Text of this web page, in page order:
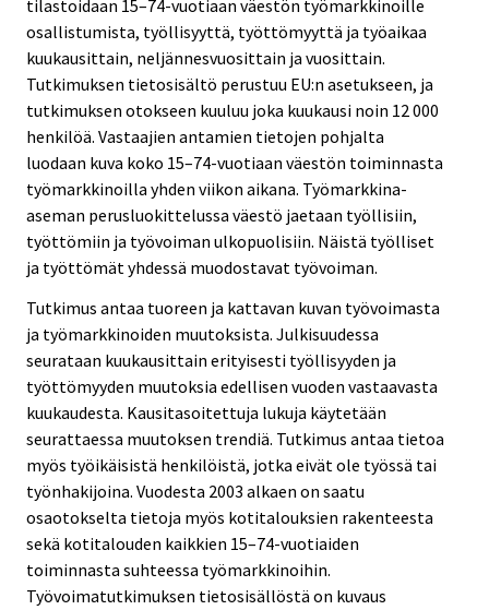
tilastoidaan 15–74-vuotiaan väestön työmarkkinoille
osallistumista, työllisyyttä, työttömyyttä ja työaikaa
kuukausittain, neljännesvuosittain ja vuosittain.
Tutkimuksen tietosisältö perustuu EU:n asetukseen, ja
tutkimuksen otokseen kuuluu joka kuukausi noin 12 000
henkilöä. Vastaajien antamien tietojen pohjalta
luodaan kuva koko 15–74-vuotiaan väestön toiminnasta
työmarkkinoilla yhden viikon aikana. Työmarkkina-
aseman perusluokittelussa väestö jaetaan työllisiin,
työttömiin ja työvoiman ulkopuolisiin. Näistä työlliset
ja työttömät yhdessä muodostavat työvoiman.
Tutkimus antaa tuoreen ja kattavan kuvan työvoimasta
ja työmarkkinoiden muutoksista. Julkisuudessa
seurataan kuukausittain erityisesti työllisyyden ja
työttömyyden muutoksia edellisen vuoden vastaavasta
kuukaudesta. Kausitasoitettuja lukuja käytetään
seurattaessa muutoksen trendiä. Tutkimus antaa tietoa
myös työikäisistä henkilöistä, jotka eivät ole työssä tai
työnhakijoina. Vuodesta 2003 alkaen on saatu
osaotokselta tietoja myös kotitalouksien rakenteesta
sekä kotitalouden kaikkien 15–74-vuotiaiden
toiminnasta suhteessa työmarkkinoihin.
Työvoimatutkimuksen tietosisällöstä on kuvaus